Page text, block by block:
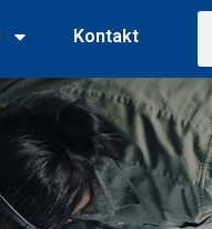
Kontakt